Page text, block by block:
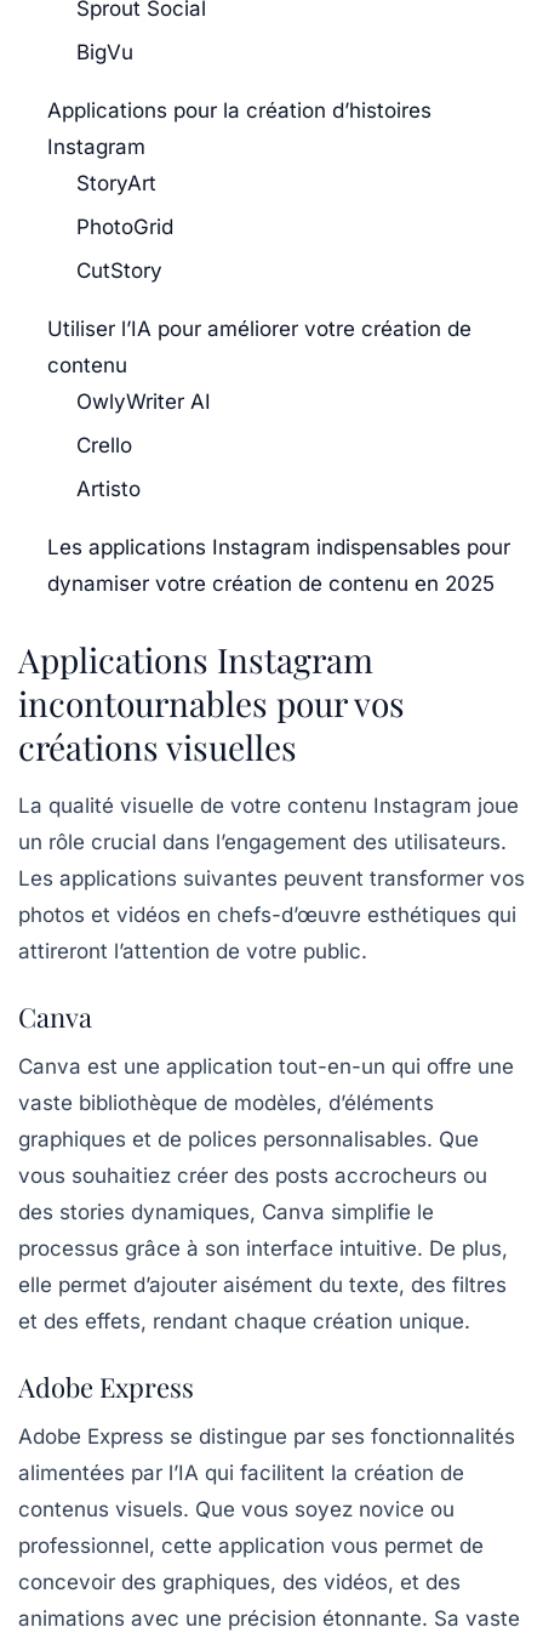
Sprout Social
BigVu
Applications pour la création d’histoires
Instagram
StoryArt
PhotoGrid
CutStory
Utiliser l’IA pour améliorer votre création de
contenu
OwlyWriter AI
Crello
Artisto
Les applications Instagram indispensables pour
dynamiser votre création de contenu en 2025
Applications Instagram
incontournables pour vos
créations visuelles
La qualité visuelle de votre contenu Instagram joue
un rôle crucial dans l’engagement des utilisateurs.
Les applications suivantes peuvent transformer vos
photos et vidéos en chefs-d’œuvre esthétiques qui
attireront l’attention de votre public.
Canva
Canva est une application tout-en-un qui offre une
vaste bibliothèque de modèles, d’éléments
graphiques et de polices personnalisables. Que
vous souhaitiez créer des posts accrocheurs ou
des stories dynamiques, Canva simplifie le
processus grâce à son interface intuitive. De plus,
elle permet d’ajouter aisément du texte, des filtres
et des effets, rendant chaque création unique.
Adobe Express
Adobe Express se distingue par ses fonctionnalités
alimentées par l’IA qui facilitent la création de
contenus visuels. Que vous soyez novice ou
professionnel, cette application vous permet de
concevoir des graphiques, des vidéos, et des
animations avec une précision étonnante. Sa vaste